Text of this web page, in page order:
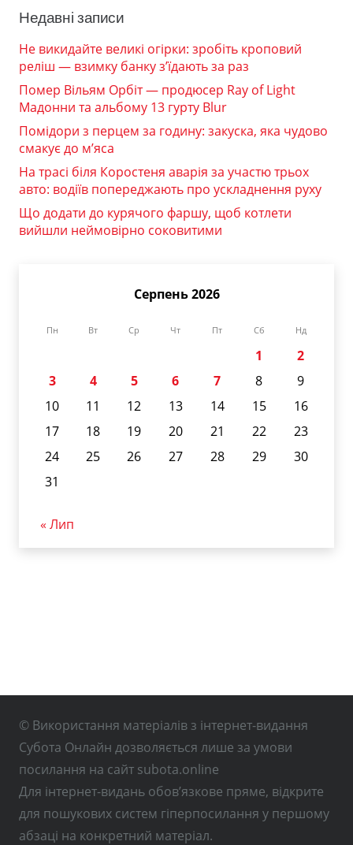
Недавні записи
Не викидайте великі огірки: зробіть кроповий
реліш — взимку банку з’їдають за раз
Помер Вільям Орбіт — продюсер Ray of Light
Мадонни та альбому 13 гурту Blur
Помідори з перцем за годину: закуска, яка чудово
смакує до м’яса
На трасі біля Коростеня аварія за участю трьох
авто: водіїв попереджають про ускладнення руху
Що додати до курячого фаршу, щоб котлети
вийшли неймовірно соковитими
Серпень 2026
Пн Вт Ср Чт Пт Сб Нд
1
2
3
4 5 6 7 8
9
10
11 12 13 14 15
16
17
18 19 20 21 22
23
24
25 26 27 28 29
30
31
« Лип
© Використання матеріалів з інтернет-видання
Субота Онлайн дозволяється лише за умови
посилання на сайт subota.online
Для інтернет-видань обов’язкове пряме, відкрите
для пошукових систем гіперпосилання у першому
абзаці на конкретний матеріал.